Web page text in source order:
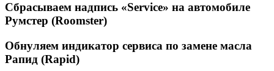
Сбрасываем надпись «Service» на автомобиле
Румстер (Roomster)
Обнуляем индикатор сервиса по замене масла
Рапид (Rapid)